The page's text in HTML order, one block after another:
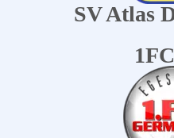
SV Atlas